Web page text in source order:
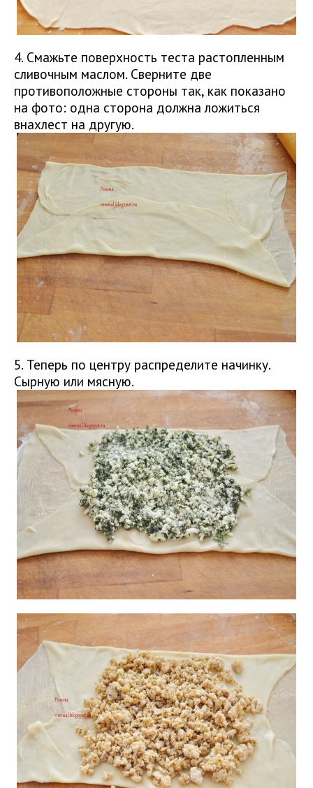
4. Смажьте поверхность теста растопленным
сливочным маслом. Сверните две
противоположные стороны так, как показано
на фото: одна сторона должна ложиться
внахлест на другую.
5. Теперь по центру распределите начинку.
Сырную или мясную.